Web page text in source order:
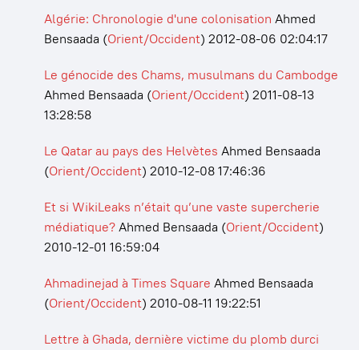
Algérie: Chronologie d'une colonisation Ahmed
Bensaada (Orient/Occident) 2012-08-06 02:04:17
Le génocide des Chams, musulmans du Cambodge
Ahmed Bensaada (Orient/Occident) 2011-08-13
13:28:58
Le Qatar au pays des Helvètes Ahmed Bensaada
(Orient/Occident) 2010-12-08 17:46:36
Et si WikiLeaks n’était qu’une vaste supercherie
médiatique?Ahmed Bensaada (Orient/Occident)
2010-12-01 16:59:04
Ahmadinejad à Times Square Ahmed Bensaada
(Orient/Occident) 2010-08-11 19:22:51
Lettre à Ghada, dernière victime du plomb durci